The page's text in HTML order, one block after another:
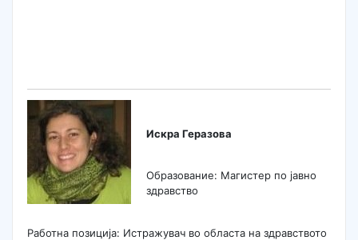
Искра Геразова
Образование: Магистер по јавно
здравство
Работна позиција: Истражувач во областа на здравството